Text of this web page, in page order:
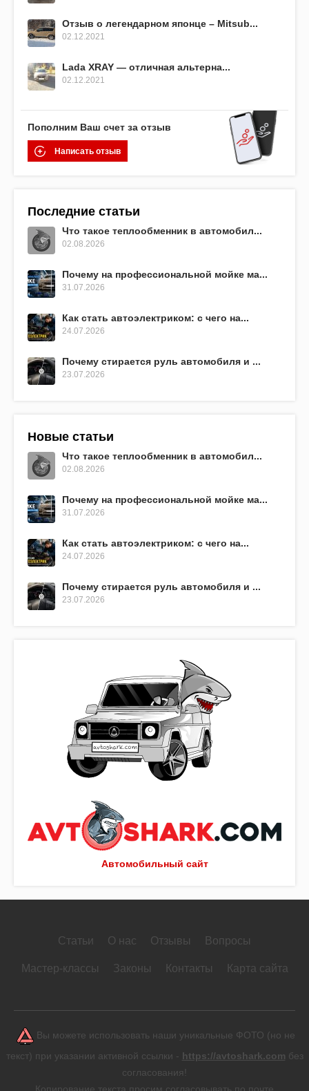
Автомобильный сайт
Отзыв о легендарном японце – Mitsub...
02.12.2021
Lada XRAY — отличная альтерна...
02.12.2021
Пополним Ваш счет за отзыв
Написать отзыв
Последние статьи
Что такое теплообменник в автомобил...
02.08.2026
Почему на профессиональной мойке ма...
31.07.2026
Как стать автоэлектриком: с чего на...
24.07.2026
Почему стирается руль автомобиля и ...
23.07.2026
Новые статьи
Что такое теплообменник в автомобил...
02.08.2026
Почему на профессиональной мойке ма...
31.07.2026
Как стать автоэлектриком: с чего на...
24.07.2026
Почему стирается руль автомобиля и ...
23.07.2026
Статьи О нас Отзывы Вопросы
Мастер-классы Законы Контакты Карта сайта
Вы можете использовать наши уникальные ФОТО (но не
текст) при указании активной ссылки - https://avtoshark.com без
согласования!
Копирование текста просим согласовывать по почте